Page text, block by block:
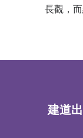
長觀，
建道